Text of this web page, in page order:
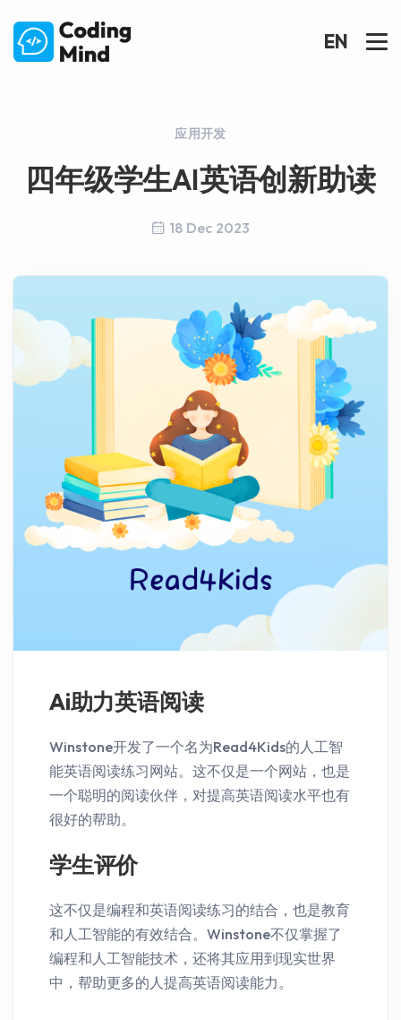
EN
应用开发
四年级学生AI英语创新助读
18 Dec 2023
Ai助力英语阅读
Winstone开发了一个名为Read4Kids的人工智
能英语阅读练习网站。这不仅是一个网站，也是
一个聪明的阅读伙伴，对提高英语阅读水平也有
很好的帮助。
学生评价
这不仅是编程和英语阅读练习的结合，也是教育
和人工智能的有效结合。Winstone不仅掌握了
编程和人工智能技术，还将其应用到现实世界
中，帮助更多的人提高英语阅读能力。